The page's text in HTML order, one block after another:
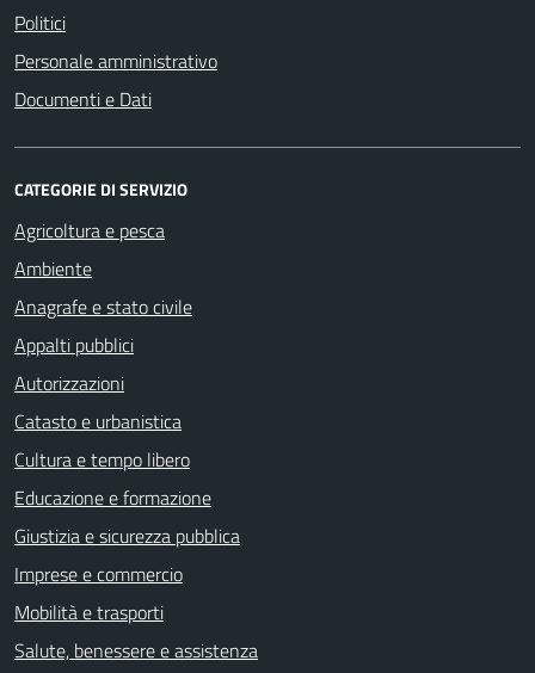
Politici
Personale amministrativo
Documenti e Dati
CATEGORIE DI SERVIZIO
Agricoltura e pesca
Ambiente
Anagrafe e stato civile
Appalti pubblici
Autorizzazioni
Catasto e urbanistica
Cultura e tempo libero
Educazione e formazione
Giustizia e sicurezza pubblica
Imprese e commercio
Mobilità e trasporti
Salute, benessere e assistenza